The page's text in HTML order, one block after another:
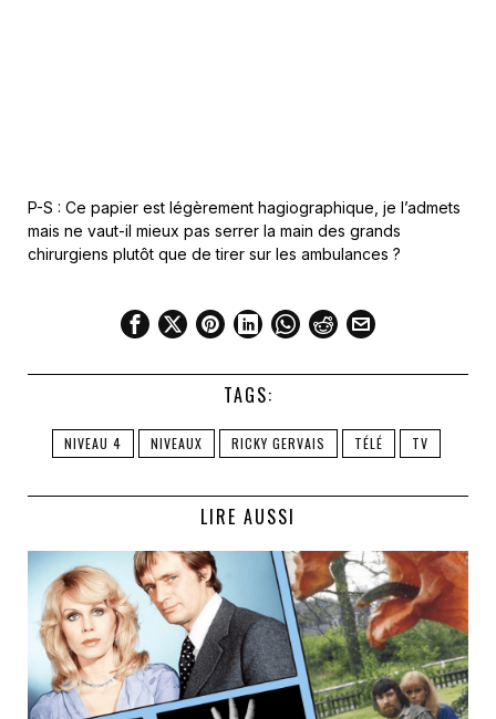
P-S : Ce papier est légèrement hagiographique, je l’admets
mais ne vaut-il mieux pas serrer la main des grands
chirurgiens plutôt que de tirer sur les ambulances ?
TAGS:
NIVEAU 4 NIVEAUX RICKY GERVAIS TÉLÉ TV
LIRE AUSSI